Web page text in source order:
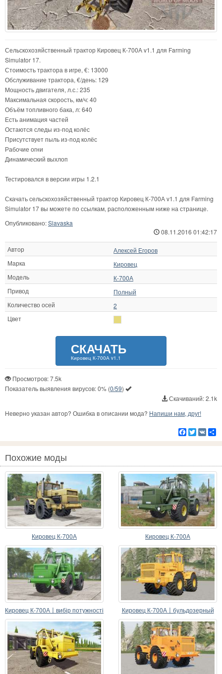
Сельскохозяйственный трактор Кировец К-700А v1.1 для Farming
Simulator 17.
Стоимость трактора в игре, €: 13000
Обслуживание трактора, €/день: 129
Мощность двигателя, л.с.: 235
Максимальная скорость, км/ч: 40
Объём топливного бака, л: 640
Есть анимация частей
Остаются следы из-под колёс
Присутствует пыль из-под колёс
Рабочие огни
Динамический выхлоп
Тестировался в версии игры 1.2.1
Скачать сельскохозяйственный трактор Кировец К-700А v1.1 для Farming
Simulator 17 вы можете по ссылкам, расположенным ниже на странице.
Опубликовано:Slavaska
08.11.2016 01:42:17
Автор
Алексей Егоров
Марка
Кировец
Модель
К-700А
Привод
Полный
Количество осей
2
Цвет
СКАЧАТЬ
Кировец К-700А v1.1
Просмотров: 7.5k
Показатель выявления вирусов:0% (0/59)
Скачиваний: 2.1k
Неверно указан автор? Ошибка в описании мода? Напиши нам, друг!
Facebook
Twitter
VK
Похожие моды
Кировец К-700А Кировец К-700А
Кировец К-700А〡вибір потужності
Кировец К-700А〡бульдозерный
отвал